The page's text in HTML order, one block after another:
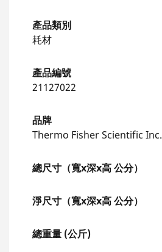
產品類別
耗材
產品編號
21127022
品牌
Thermo Fisher Scientific Inc.
總尺寸（寬x深x高 公分）
淨尺寸（寬x深x高 公分）
總重量 (公斤)